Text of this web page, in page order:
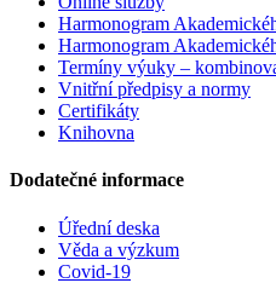
Harmonogram
Harmonogram
Termíny výuky –
Vnitřní předpisy a normy
Certifikáty
Knihovna
Dodatečné informace
Úřední deska
Věda a výzkum
Covid-19